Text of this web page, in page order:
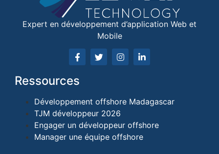
Expert en développement d’application Web et
Mobile
Ressources
Développement offshore Madagascar
TJM développeur 2026
Engager un développeur offshore
Manager une équipe offshore